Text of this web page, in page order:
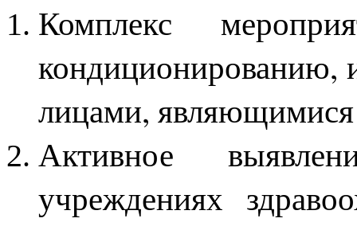
Комплекс
кондиционированию,
лицами,
Активное
учреждениях